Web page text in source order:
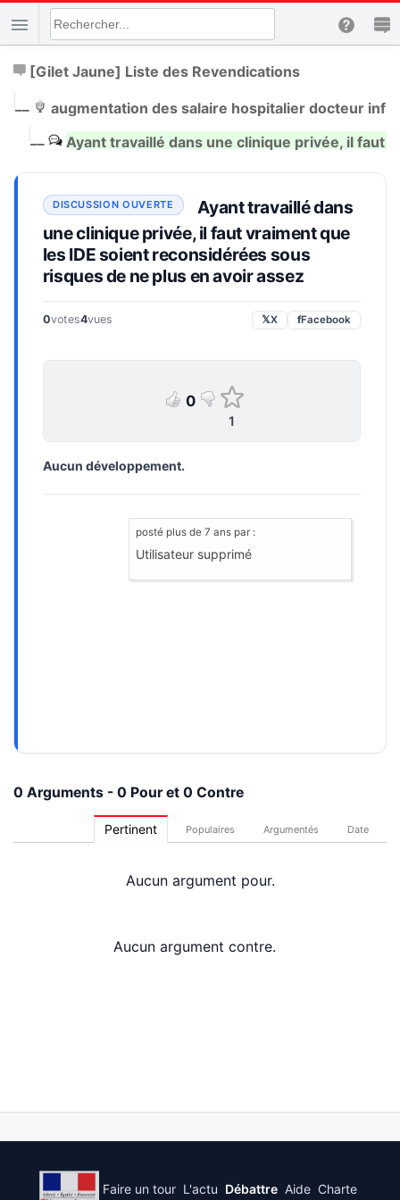
[Gilet Jaune] Liste des Revendications
__
augmentation des salaire hospitalier docteur
__ Ayant travaillé dans une clinique privée, il faut
Ayant travaillé dans
une clinique privée, il faut vraiment que
les IDE soient reconsidérées sous
risques de ne plus en avoir assez
0votes4vues 𝕏X fFacebook
0
1
Aucun développement.
posté plus de 7 ans par :
Utilisateur supprimé
0 Arguments - 0 Pour et 0 Contre
Pertinent Populaires Argumentés Date
Aucun argument pour.
Aucun argument contre.
Faire un tour L'actu Débattre Aide Charte